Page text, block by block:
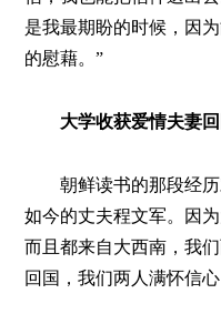
是我最期盼的时候，因
的慰藉。”
大学收获爱情夫妻
朝鲜读书的那段经
如今的丈夫程文军。因
而且都来自大西南，我
回国，我们两人满怀信